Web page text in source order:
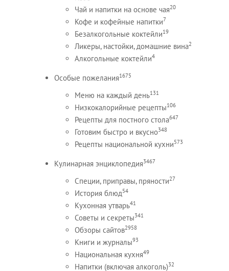
Чай и напитки на основе чая20
Кофе и кофейные напитки7
Безалкогольные коктейли19
Ликеры, настойки, домашние вина2
Алкогольные коктейли4
Особые пожелания1675
Меню на каждый день131
Низкокалорийные рецепты106
Рецепты для постного стола647
Готовим быстро и вкусно348
Рецепты национальной кухни573
Кулинарная энциклопедия3467
Специи, приправы, пряности27
История блюд54
Кухонная утварь41
Советы и секреты341
Обзоры сайтов2958
Книги и журналы93
Национальная кухня49
Напитки (включая алкоголь)32